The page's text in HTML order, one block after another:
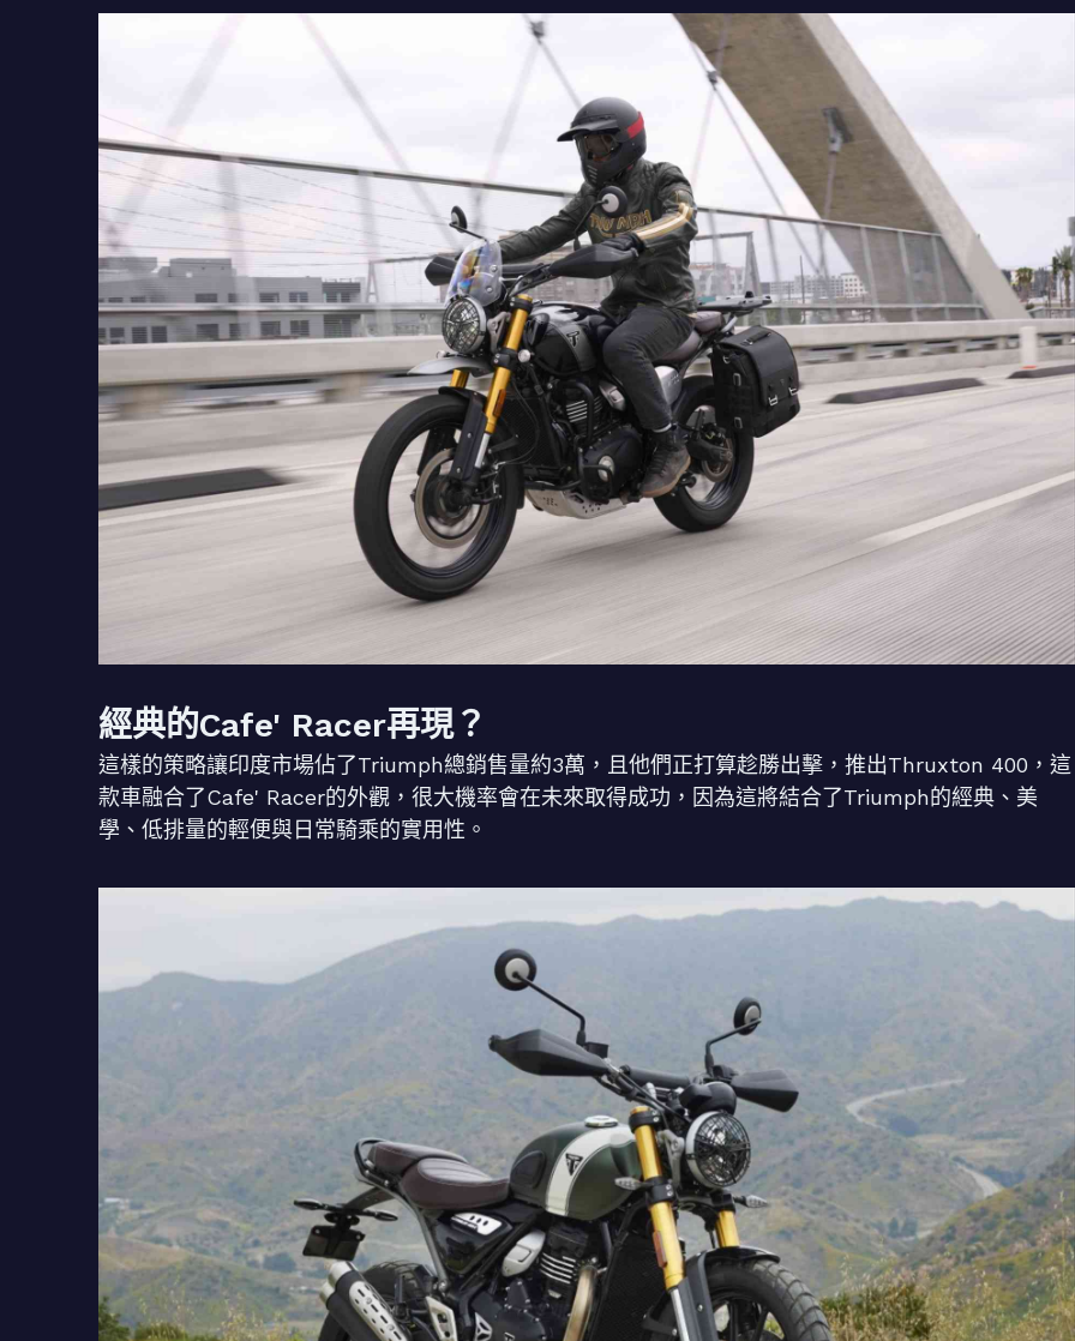
經典的Cafe' Racer再現？
這樣的策略讓印度市場佔了Triumph總銷售量約3萬，且他們正打算趁勝出擊，推出Thruxton 400，這
款車融合了Cafe' Racer的外觀，很大機率會在未來取得成功，因為這將結合了Triumph的經典、美
學、低排量的輕便與日常騎乘的實用性。